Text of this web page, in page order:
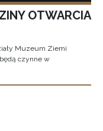
OTWARCIA
Muzeum Ziemi
czynne w